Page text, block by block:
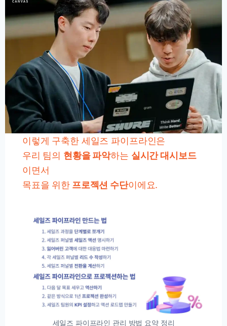
이렇게 구축한 세일즈 파이프라인은
우리 팀의 현황을 파악하는 실시간 대시보드
이면서
목표을 위한 프로젝션 수단이에요.
세일즈 파이프라인 관리 방법 요약 정리